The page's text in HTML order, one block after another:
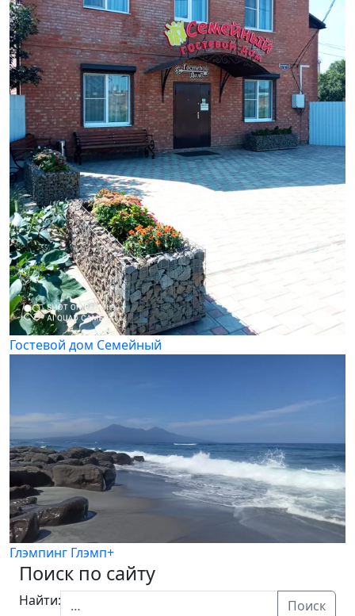
Гостевой дом Семейный
Глэмпинг Глэмп+
Поиск по сайту
Найти:
Поиск